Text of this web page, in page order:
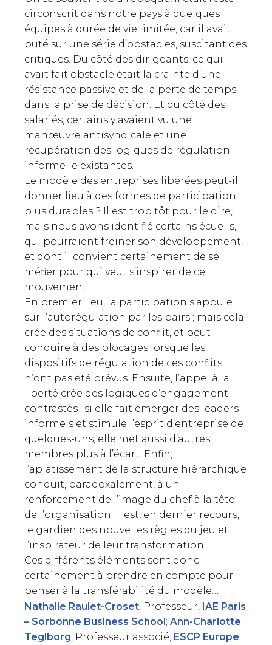
circonscrit dans notre pays à quelques
équipes à durée de vie limitée, car il avait
buté sur une série d’obstacles, suscitant des
critiques. Du côté des dirigeants, ce qui
avait fait obstacle était la crainte d’une
résistance passive et de la perte de temps
dans la prise de décision. Et du côté des
salariés, certains y avaient vu une
manœuvre antisyndicale et une
récupération des logiques de régulation
informelle existantes.
Le modèle des entreprises libérées peut-il
donner lieu à des formes de participation
plus durables ? Il est trop tôt pour le dire,
mais nous avons identifié certains écueils,
qui pourraient freiner son développement,
et dont il convient certainement de se
méfier pour qui veut s’inspirer de ce
mouvement.
En premier lieu, la participation s’appuie
sur l’autorégulation par les pairs ; mais cela
crée des situations de conflit, et peut
conduire à des blocages lorsque les
dispositifs de régulation de ces conflits
n’ont pas été prévus. Ensuite, l’appel à la
liberté crée des logiques d’engagement
contrastés : si elle fait émerger des leaders
informels et stimule l’esprit d’entreprise de
quelques-uns, elle met aussi d’autres
membres plus à l’écart. Enfin,
l’aplatissement de la structure hiérarchique
conduit, paradoxalement, à un
renforcement de l’image du chef à la tête
de l’organisation. Il est, en dernier recours,
le gardien des nouvelles règles du jeu et
l’inspirateur de leur transformation.
Ces différents éléments sont donc
certainement à prendre en compte pour
penser à la transférabilité du modèle…
Nathalie Raulet-Croset, Professeur, IAE Paris
– Sorbonne Business School;Ann-Charlotte
Teglborg, Professeur associé, ESCP Europe